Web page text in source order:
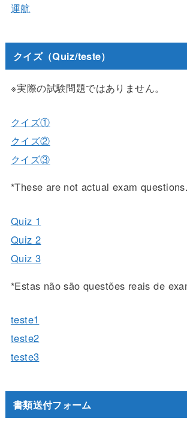
運航
クイズ（Quiz/teste）
※実際の試験問題ではありません。
クイズ①
クイズ②
クイズ③
*These are not actual exam questions.
Quiz 1
Quiz 2
Quiz 3
*Estas não são questões reais de
teste1
teste2
teste3
書類送付フォーム